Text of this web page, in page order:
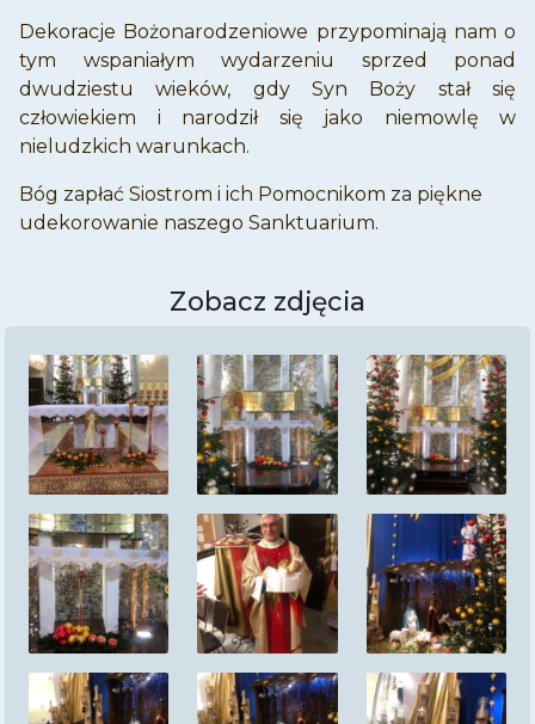
Dekoracje Bożonarodzeniowe przypominają nam o
tym wspaniałym wydarzeniu sprzed ponad
dwudziestu wieków, gdy Syn Boży stał się
człowiekiem i narodził się jako niemowlę w
nieludzkich warunkach.
Bóg zapłać Siostrom i ich Pomocnikom za piękne
udekorowanie naszego Sanktuarium.
Zobacz zdjęcia